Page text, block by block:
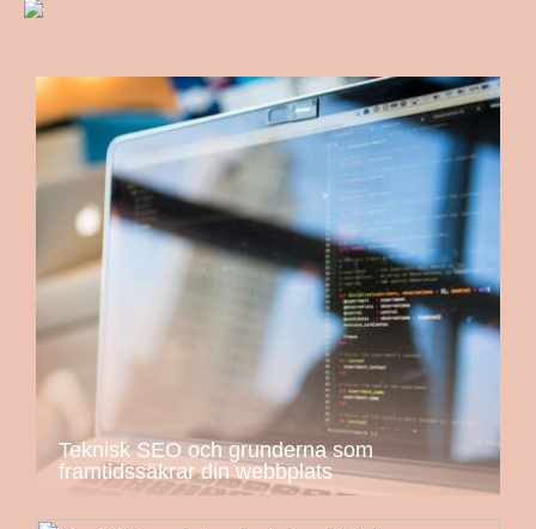
Teknisk SEO och grunderna som
framtidssäkrar din webbplats